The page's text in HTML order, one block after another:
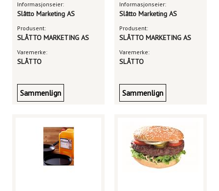
Informasjonseier:
Slåtto Marketing AS
Produsent:
SLÅTTO MARKETING AS
Varemerke:
SLÅTTO
Sammenlign
Informasjonseier:
Slåtto Marketing AS
Produsent:
SLÅTTO MARKETING AS
Varemerke:
SLÅTTO
Sammenlign